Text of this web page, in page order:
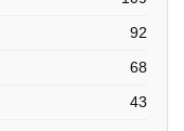
92
68
43